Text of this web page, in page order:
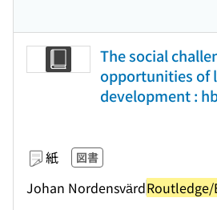
The social
opportunities of
development :
紙 図書
Johan NordensvärdRoutledge/